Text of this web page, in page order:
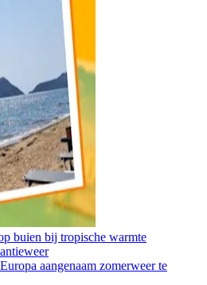
buien bij tropische warmte
aangenaam zomerweer te